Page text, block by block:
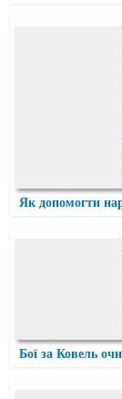
Як допомогти
Бої за Ковель